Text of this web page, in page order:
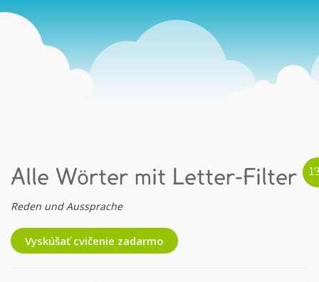
Alle Wörter mit Letter-Filter
Reden und Aussprache
Vyskúšať cvičenie zadarmo